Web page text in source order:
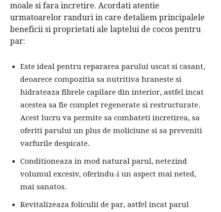
moale si fara incretire. Acordati atentie
urmatoarelor randuri in care detaliem principalele
beneficii si proprietati ale laptelui de cocos pentru
par:
Este ideal pentru repararea parului uscat si casant,
deoarece compozitia sa nutritiva hraneste si
hidrateaza fibrele capilare din interior, astfel incat
acestea sa fie complet regenerate si restructurate.
Acest lucru va permite sa combateti incretirea, sa
oferiti parului un plus de moliciune si sa preveniti
varfurile despicate.
Conditioneaza in mod natural parul, netezind
volumul excesiv, oferindu-i un aspect mai neted,
mai sanatos.
Revitalizeaza foliculii de par, astfel incat parul